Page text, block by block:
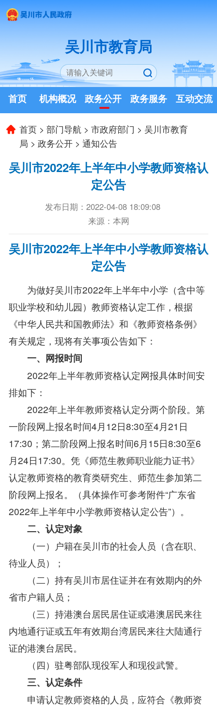
吴川市教育局
首页 机构概况 政务公开 政务服务 互动交流
首页 >部门导航 >市政府部门 > 吴川市教育
局 >政务公开 >通知公告
吴川市2022年上半年中小学教师资格认
定公告
发布日期：2022-04-08 18:09:08
来源：本网
吴川市2022年上半年中小学教师资格认
定公告
为做好吴川市2022年上半年中小学（含中等
职业学校和幼儿园）教师资格认定工作，根据
《中华人民共和国教师法》和《教师资格条例》
有关规定，现将有关事项公告如下：
一、网报时间
2022年上半年教师资格认定网报具体时间安
排如下：
2022年上半年教师资格认定分两个阶段。第
一阶段网上报名时间4月12日8:30至4月21日
17:30；第二阶段网上报名时间6月15日8:30至6
月24日17:30。凭《师范生教师职业能力证书》
认定教师资格的教育类研究生、师范生参加第二
阶段网上报名。（具体操作可参考附件“广东省
2022年上半年中小学教师资格认定公告”）。
二、认定对象
（一）户籍在吴川市的社会人员（含在职、
待业人员）；
（二）持有吴川市居住证并在有效期内的外
省市户籍人员；
（三）持港澳台居民居住证或港澳居民来往
内地通行证或五年有效期台湾居民来往大陆通行
证的港澳台居民。
（四）驻粤部队现役军人和现役武警。
三、认定条件
申请认定教师资格的人员，应符合《教师资